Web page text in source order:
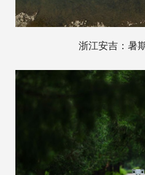
浙江安吉：暑